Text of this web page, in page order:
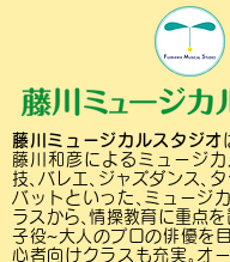
藤川ミュージカルスタジオ
藤川和彦によるミュージ
技､バレエ､ジャズダンス､
バットといった､ミュージ
ラスから､情操教育に重点を
子役~大人のプロの俳優を
心者向けクラスも充実｡オ